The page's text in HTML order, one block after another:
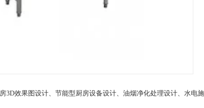
效果图设计、节能型厨房设备设计、油烟净化处理设计、水电